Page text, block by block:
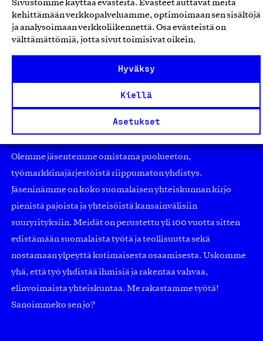
Sivustomme käyttää evästeitä. Evästeet auttavat meitä
kehittämään verkkopalveluamme, optimoimaan sen sisältöjä
ja analysoimaan verkkoliikennettä. Osa evästeistä on
välttämättömiä, jotta sivut toimisivat oikein.
Hyväksy
Kiellä
Asetukset
Double Effect Oy, Verkkokauppa
Verkkokauppapalvelut
Olemme jäsentemme omistama puolueeton,
työmarkkinajärjestöistä riippumaton yhdistys.
Jäseninämme on koko suomalaisen yhteiskunnan kirjo
pienistä pajoista ja yhteisöistä kansainvälisiin
suuryrityksiin. Meidät on perustettu yli 100 vuotta sitten
edistämään suomalaista työtä ja teollisuutta sekä
nostamaan ylpeyttä kotimaisesta osaamisesta. Uskomme
yhä, että työ yhdistää ihmisiä ja rakentaa vahvaa,
elinvoimaista yhteiskuntaa. Me rakastamme työtä!
Sanoimmeko sen jo?